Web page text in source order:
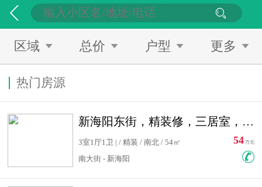
区域 总价 户型 更多
热门房源
新海阳东街，精装修，三居室，南北通透，拎包入住，单价低
3室1厅1卫 | / 精装 / 南北 / 54㎡
南大街 - 新海阳
54 万元